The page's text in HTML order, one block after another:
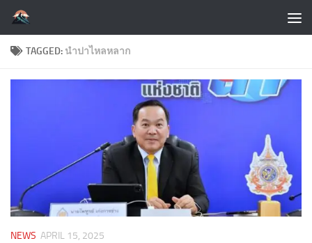
Skip to content
TAGGED: นำปาไหลหลาก
NEWS APRIL 15, 2025